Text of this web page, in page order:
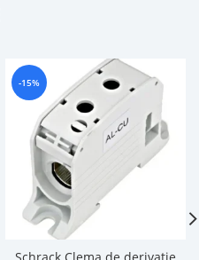
-15%